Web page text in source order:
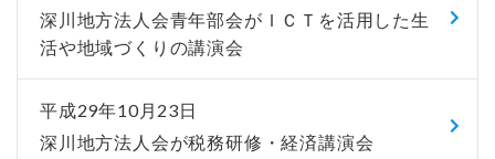
深川地方法人会青年部会がＩＣＴを活用した生
活や地域づくりの講演会
平成29年10月23日
深川地方法人会が税務研修・経済講演会